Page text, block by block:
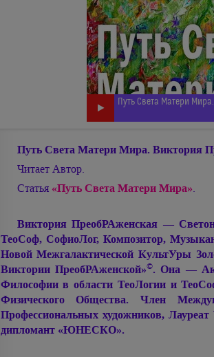
Путь Света Матери
Путь Света Матери Мира. Виктория
Читает Автор.
Статья «Путь Света Матери Мира».
Виктория ПреобРАженская —
ТеоСоф, СофиоЛог, Композитор,
Новой Межгалактической КультУры
Виктории ПреобРАженской»©. Она —
Философии в области ТеоЛогии и
Физического Общества. Член
Профессиональных художников,
дипломант «ЮНЕСКО».